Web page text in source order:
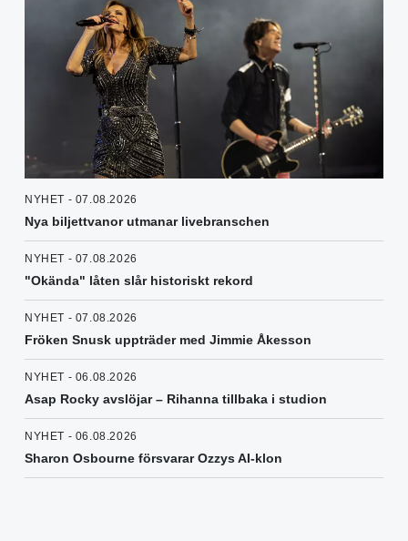
NYHET - 07.08.2026
Nya biljettvanor utmanar livebranschen
NYHET - 07.08.2026
"Okända" låten slår historiskt rekord
NYHET - 07.08.2026
Fröken Snusk uppträder med Jimmie Åkesson
NYHET - 06.08.2026
Asap Rocky avslöjar – Rihanna tillbaka i studion
NYHET - 06.08.2026
Sharon Osbourne försvarar Ozzys AI-klon